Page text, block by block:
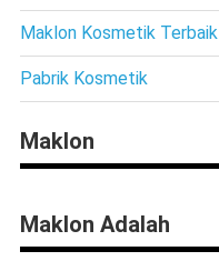
Maklon Kosmetik Terbaik
Pabrik Kosmetik
Maklon
Maklon Adalah